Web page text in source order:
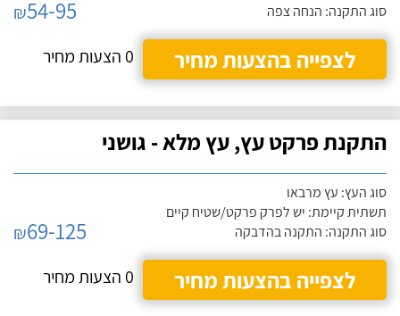
סוג התקנה: הנחה צפה
₪54-95
לצפייה בהצעות מחיר
0 הצעות מחיר
התקנת פרקט עץ, עץ מלא - גושני
סוג העץ: עץ מרבאו
תשתית קיימת: יש לפרק פרקט/שטיח קיים
סוג התקנה: התקנה בהדבקה
₪69-125
לצפייה בהצעות מחיר
0 הצעות מחיר